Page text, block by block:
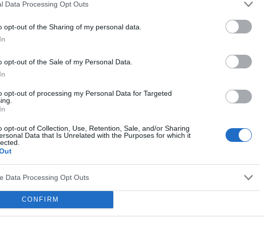
Data Processing Opt Outs
opt-out of the Sharing of my personal data.
opt-out of the Sale of my Personal Data.
opt-out of processing my Personal Data for Targeted
opt-out of Collection, Use, Retention, Sale, and/or Sharing
Data that Is Unrelated with the Purposes for which it
Data Processing Opt Outs
CONFIRM
pozdrowieni!
06-04-2016, 18:57
shaviva
gość
Ewa8